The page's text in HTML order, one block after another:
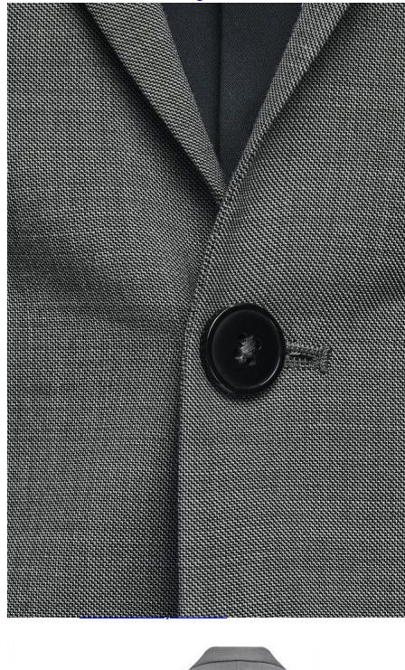
Paidat, tunikat ja jakut
Trikoopaidat
Naisten puserot
Tunikat
Jakut ja liivit
Naisten neuleet
Naisten neuletakit
Naisten neulepuserot
Naisten mekot ja hameet
Mekot
Hameet
Naisten housut
Leggingsit ja collegehousut
Naisten housut
Naisten farkut
Caprit ja shortsit
Naisten asusteet
Vyöt ja korut
Naisten päähineet, huivit ja käsineet
Naisten yöasut ja alusvaatteet
Naisten alusvaatteet
Sukat ja sukkahousut
Naisten yöasut
Naisten aamutakit ja kylpytakit
Naisten takit
Naisten kevät-ja syystakit
Naisten nahkatakit
Naisten talvitakit
LAPSET
Lasten paidat
Lasten paidat
Lasten kauluspaidat
Lasten trikoopaidat
Lasten colleget ja hupparit
Lasten neuleet
Lasten mekot ja hameet
Lasten puvut,bleiserit,liivit